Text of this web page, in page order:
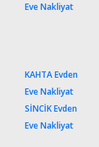
Eve Nakliyat
KAHTA Evden
Eve Nakliyat
SİNCİK Evden
Eve Nakliyat